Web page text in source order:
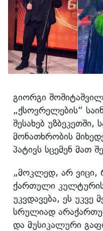
გიორგი
„ქსოვრელების“
შესახებ უზბეკეთში,
მონათხრობის
პატივს სცემენ მათ
„მოკლედ, არ ვიცი,
ქართული კულტურის
უკვდავება, ეს უკვე
სრულიად
და მუსიკალური